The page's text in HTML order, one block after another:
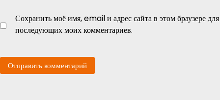
Сохранить моё имя, email и адрес сайта в этом браузере для
последующих моих комментариев.